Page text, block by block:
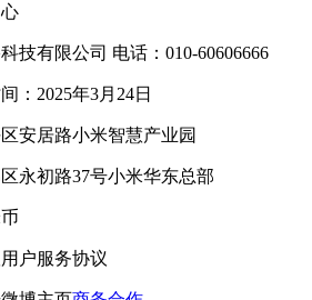
技有限公司 电话：010-60606666
：2025年3月24日
安居路小米智慧产业园
永初路37号小米华东总部
用户服务协议